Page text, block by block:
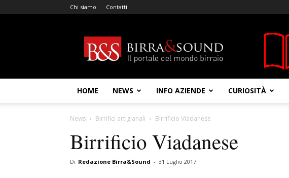
Chi siamo Contatti
&
Sound
HOME NEWS INFO AZIENDE CURIOSITÀ
News Birrifici artigianali Birrificio Viadanese
Birrificio Viadanese
Di Redazione Birra&Sound - 31 Luglio 2017